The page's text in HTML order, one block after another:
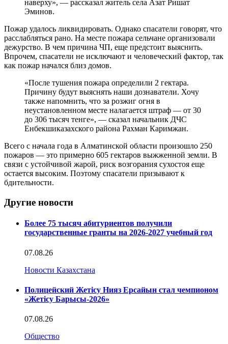
наверху», — рассказал житель села Азат Ришат
Эминов.
Пожар удалось ликвидировать. Однако спасатели говорят, что
расслабляться рано. На месте пожара сельчане организовали
дежурство. В чем причина ЧП, еще предстоит выяснить.
Впрочем, спасатели не исключают и человеческий фактор, так
как пожар начался близ домов.
«После тушения пожара определили 2 гектара.
Причину будут выяснять наши дознаватели. Хочу
также напомнить, что за розжиг огня в
неустановленном месте налагается штраф — от 30
до 306 тысяч тенге», — сказал начальник ДЧС
Енбекшиказахского района Рахман Каримжан.
Всего с начала года в Алматинской области произошло 250
пожаров — это примерно 605 гектаров выжженной земли. В
связи с устойчивой жарой, риск возгорания сухостоя еще
остается высоким. Поэтому спасатели призывают к
бдительности.
Другие новости
Более 75 тысяч абитуриентов получили
государственные гранты на 2026-2027 учебный год
07.08.26
Новости Казахстана
Полицейский Жетісу Нияз Ерсайын стал чемпионом
«Жетісу Барысы-2026»
07.08.26
Общество